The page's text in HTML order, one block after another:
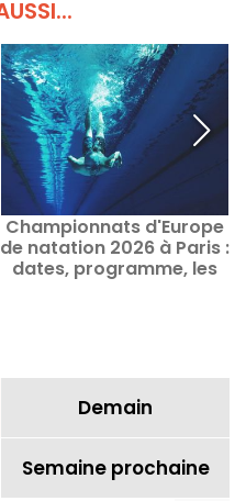
Championnats d'Europe
de natation 2026 à Paris :
dates, programme, les
Demain
Semaine prochaine